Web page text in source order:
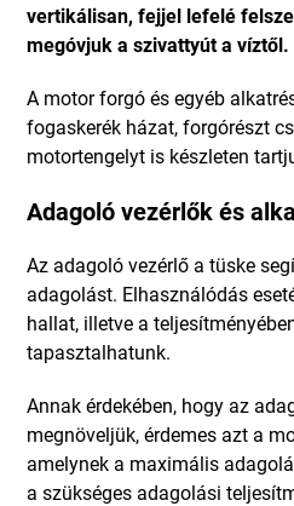
vertikálisan, fejjel lefelé
megóvjuk a szivattyút a víztől.
A motor forgó és egyéb
fogaskerék házat, forgórészt
motortengelyt is készleten
Adagoló vezérlők és
Az adagoló vezérlő a tüske
adagolást. Elhasználódás
hallat, illetve a
tapasztalhatunk.
Annak érdekében, hogy az
megnöveljük, érdemes azt a
amelynek a maximális
a szükséges adagolási